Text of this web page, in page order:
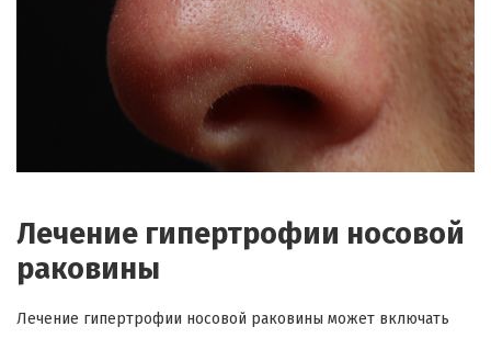
Лечение гипертрофии носовой
раковины
Лечение гипертрофии носовой раковины может включать